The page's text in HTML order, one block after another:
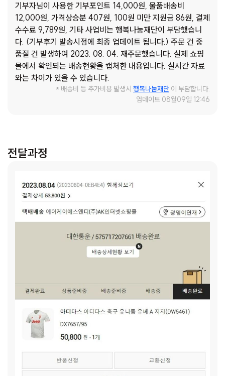
때를 맞춰 사주지 못한 핸드폰이 화근이었습니다. 방학과 코로
나 19 등교 공백을 지나며, 그 사이 다른 아이들은 또래 친구들
을 만나 각자 그룹을 형성하고 있었고, 어느 그룹에도 끼지 못
한 현재는 그대로 학교에서 따돌림을 당했다고 합니다. 저희 가
족은 그 사실을 알지 못한 채 2년이란 시간이 흘렀고, 지나간
시간은 그대로 현재에게 상처가 되어 남아 있습니다. 현재는 학
교를 다니기도 어려워하고, 집 밖은커녕 자신의 방 밖으로 나오
기도 두려워합니다. 소아 정신과에 다니며 잠시 약을 먹기도 했
이가 발목을 잡았습니다. 이제는 코로나 19가 지나 모두의 일상
이 회복된다고 하던데, 우리 가족의 상황도 조금 더 나아질 수
로 형제의 옷을 물려 입으며 본인이 원하는 스타일은 생각하지
못했던 네 남매를 위한 선물을 하고자 합니다. 요즘 또래 친구
들이 입는 대로 입고, 신는 대로 마음껏 신지 못했던 네 남매에
게는 이렇게 원하는 물건을 담아보는 것도 저희 아이들에게는
낯선 경험이었는데요. 또 그동안 서로 배려하며 맘껏 나이에 맞
는 어리광도 부리지 못했던 아이들에게 미안하고 고마운 마음
입니다. 저희 가족 이야기를 들어 주셔서 감사드립니다. 광명종
합사회복지관 says: 제가 만난 연재 씨 가정은 우리가 흔히 이
야기하는 ‘복지사각지대’에 위치한, 일부 소득 차이로 정부나
민간 기관의 수급을 받기 어려운 가정이었습니다. 코로나 19 이
전에 기관을 오가며 활발하게 활동하던 연재 씨의 모습은 찾아
보기 어렵고 해당 기간 동안 가정이 고립되고, 그로 인한 육체
적·정신적인 어려움 또한 호소하셨습니다. 이제 가정의 일상
을 모아 응원과 격려를 건넸으면 합니다.
기부자님이 사용한 기부포인트 14,000원, 물품배송비
12,000원, 가격상승분 407원, 100원 미만 지원금 86원, 결제
수수료 9,789원, 기타 사업비는 행복나눔재단이 부담했습니
다. (기부후기 발송시점에 최종 업데이트 됩니다.) 주문 건 중
품절 건 발생하여 2023. 08. 04. 재주문했습니다. 실제 쇼핑
몰에서 확인되는 배송현황을 캡처한 내용입니다. 실시간 자료
와는 차이가 있을 수 있습니다.
* 배송비 등 추가비용 발생시 행복나눔재단 이 부담합니다.
업데이트 08월09일 12:46
전달과정